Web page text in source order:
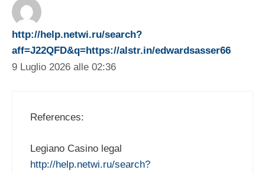
http://help.netwi.ru/search?
aff=J22QFD&q=https://alstr.in/edwardsasser66
9 Luglio 2026 alle 02:36
References:
Legiano Casino legal
http://help.netwi.ru/search?